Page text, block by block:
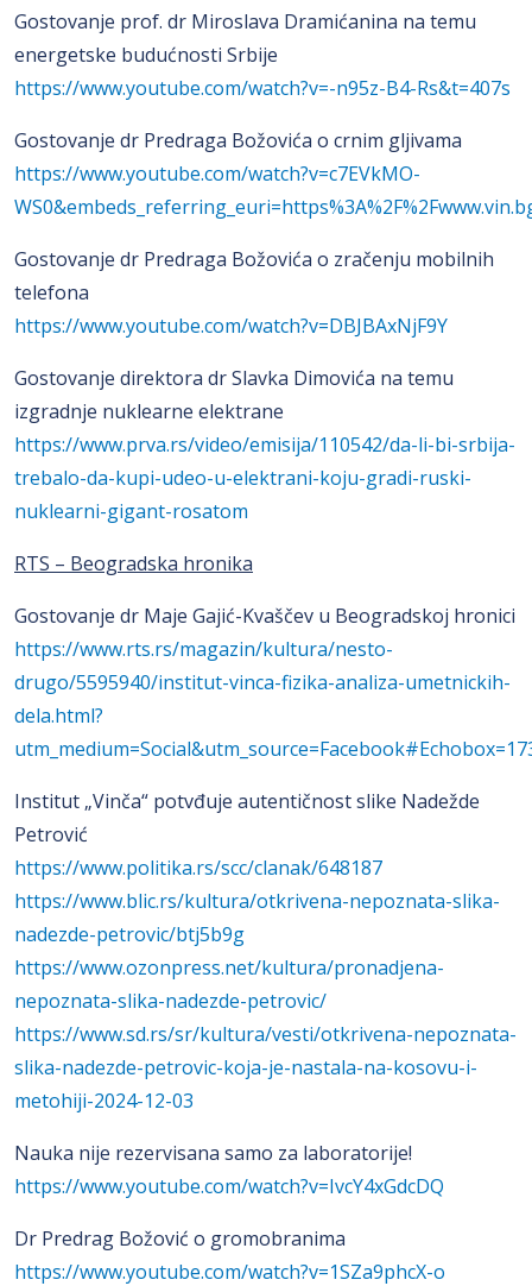
Gostovanje prof. dr Miroslava Dramićanina na temu
energetske budućnosti Srbije
https://www.youtube.com/watch?v=-n95z-B4-Rs&t=407s
Gostovanje dr Predraga Božovića o crnim gljivama
https://www.youtube.com/watch?v=c7EVkMO-
Gostovanje dr Predraga Božovića o zračenju mobilnih
telefona
https://www.youtube.com/watch?v=DBJBAxNjF9Y
Gostovanje direktora dr Slavka Dimovića na temu
izgradnje nuklearne elektrane
https://www.prva.rs/video/emisija/110542/da-li-bi-srbija-
trebalo-da-kupi-udeo-u-elektrani-koju-gradi-ruski-
nuklearni-gigant-rosatom
RTS – Beogradska hronika
Gostovanje dr Maje Gajić-Kvaščev u Beogradskoj hronici
https://www.rts.rs/magazin/kultura/nesto-
drugo/5595940/institut-vinca-fizika-analiza-umetnickih-
dela.html?
Institut „Vinča“ potvđuje autentičnost slike Nadežde
Petrović
https://www.politika.rs/scc/clanak/648187
https://www.blic.rs/kultura/otkrivena-nepoznata-slika-
nadezde-petrovic/btj5b9g
https://www.ozonpress.net/kultura/pronadjena-
nepoznata-slika-nadezde-petrovic/
https://www.sd.rs/sr/kultura/vesti/otkrivena-nepoznata-
slika-nadezde-petrovic-koja-je-nastala-na-kosovu-i-
metohiji-2024-12-03
Nauka nije rezervisana samo za laboratorije!
https://www.youtube.com/watch?v=IvcY4xGdcDQ
Dr Predrag Božović o gromobranima
https://www.youtube.com/watch?v=1SZa9phcX-o